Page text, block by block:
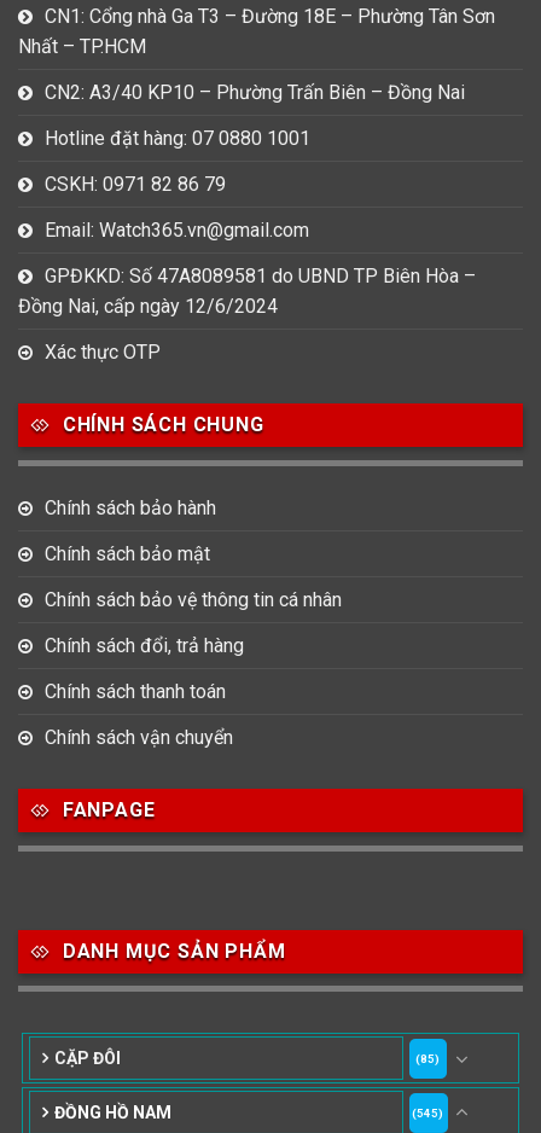
CN1: Cổng nhà Ga T3 – Đường 18E – Phường Tân Sơn
Nhất – TP.HCM
CN2: A3/40 KP10 – Phường Trấn Biên – Đồng Nai
Hotline đặt hàng: 07 0880 1001
CSKH: 0971 82 86 79
Email: Watch365.vn@gmail.com
GPĐKKD: Số 47A8089581 do UBND TP Biên Hòa –
Đồng Nai, cấp ngày 12/6/2024
Xác thực OTP
CHÍNH SÁCH CHUNG
Chính sách bảo hành
Chính sách bảo mật
Chính sách bảo vệ thông tin cá nhân
Chính sách đổi, trả hàng
Chính sách thanh toán
Chính sách vận chuyển
FANPAGE
DANH MỤC SẢN PHẨM
CẶP ĐÔI (85)
ĐỒNG HỒ NAM (545)